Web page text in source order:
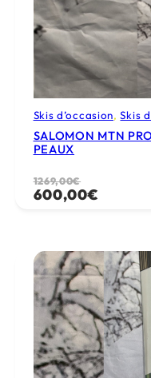
Skis d’occasion, Skis
SALOMON MTN
PEAUX
1269,00€
Le
prix
1269,00€.
600,00€
Le
prix
600,00€.